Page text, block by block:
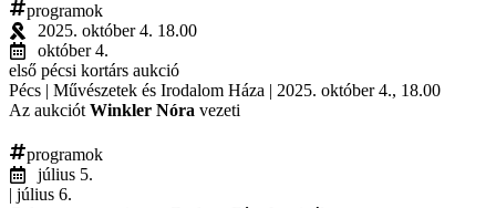
programok
2025. október 4. 18.00
október 4.
első pécsi kortárs aukció
Pécs | Művészetek és Irodalom Háza | 2025. október 4., 18.00
Az aukciót Winkler Nóra vezeti
programok
július 5.
| július 6.